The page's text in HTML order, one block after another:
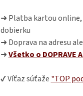
➜ Platba kartou online,
dobierku
➜ Doprava na adresu
➜Všetko o DOPRAVE
✔ Víťaz súťaže "TOP